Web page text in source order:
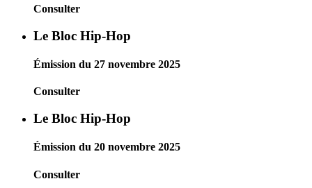
Consulter
Le Bloc Hip-Hop
Émission du 27 novembre 2025
Consulter
Le Bloc Hip-Hop
Émission du 20 novembre 2025
Consulter